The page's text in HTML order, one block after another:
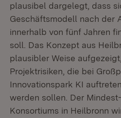
plausibel dargelegt, dass
Geschäftsmodell nach der
innerhalb von fünf Jahren
soll. Das Konzept aus
plausibler Weise
Projektrisiken, die bei
Innovationspark KI
werden sollen. Der
Konsortiums in Heilbronn